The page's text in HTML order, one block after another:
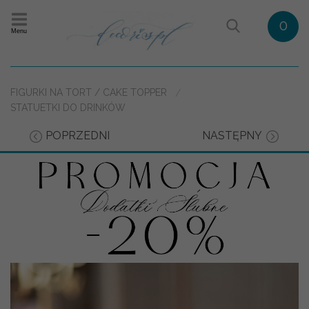
Menu 0
FIGURKI NA TORT / CAKE TOPPER
STATUETKI DO DRINKÓW
POPRZEDNI NASTĘPNY